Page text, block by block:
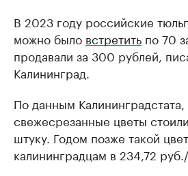
В 2023 году российские
можно было встретить по 70
продавали за 300 рублей,
Калининград.
По данным
свежесрезанные цветы
штуку. Годом позже такой
калининградцам в 234,72